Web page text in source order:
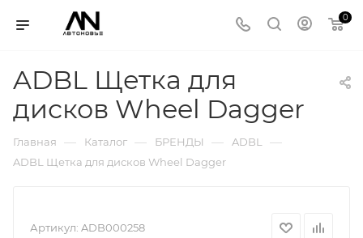
0
ADBL Щетка для
дисков Wheel Dagger
Главная — Каталог — БРЕНДЫ — ADBL —
ADBL Щетка для дисков Wheel Dagger
Артикул: ADB000258